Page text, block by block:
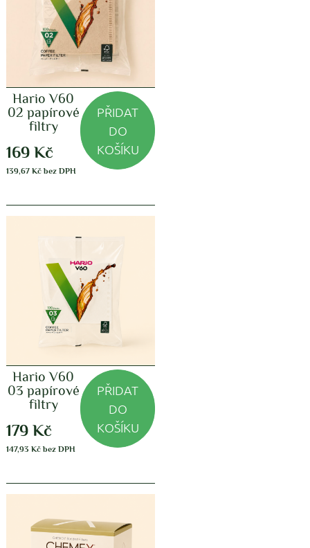
Hario V60
02 papírové
filtry
169 Kč
139,67 Kčbez DPH
PŘIDAT
DO
KOŠÍKU
Hario V60
03 papírové
filtry
179 Kč
147,93 Kčbez DPH
PŘIDAT
DO
KOŠÍKU